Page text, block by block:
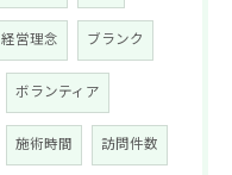
経営理念 ブランク
ボランティア
施術時間 訪問件数